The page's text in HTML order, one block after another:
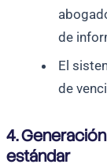
de
El
de
4.
estándar